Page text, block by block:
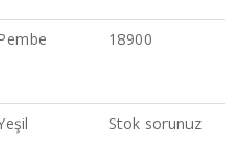
18900
Stok sorunuz